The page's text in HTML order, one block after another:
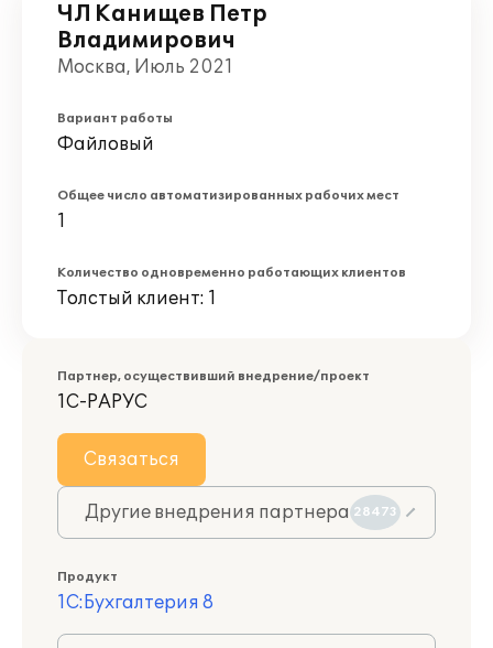
ЧЛ Канищев Петр
Владимирович
Москва, Июль 2021
Вариант работы
Файловый
Общее число автоматизированных рабочих мест
1
Количество одновременно работающих клиентов
Толстый клиент: 1
Партнер, осуществивший внедрение/проект
1С-РАРУС
Связаться
Другие внедрения партнера 28473
Продукт
1С:Бухгалтерия 8